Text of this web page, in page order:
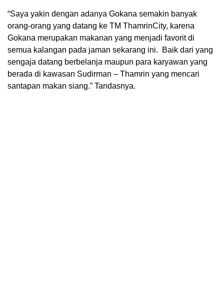
“Saya yakin dengan adanya Gokana semakin banyak
orang-orang yang datang ke TM ThamrinCity, karena
Gokana merupakan makanan yang menjadi favorit di
semua kalangan pada jaman sekarang ini. Baik dari yang
sengaja datang berbelanja maupun para karyawan yang
berada di kawasan Sudirman – Thamrin yang mencari
santapan makan siang.” Tandasnya.